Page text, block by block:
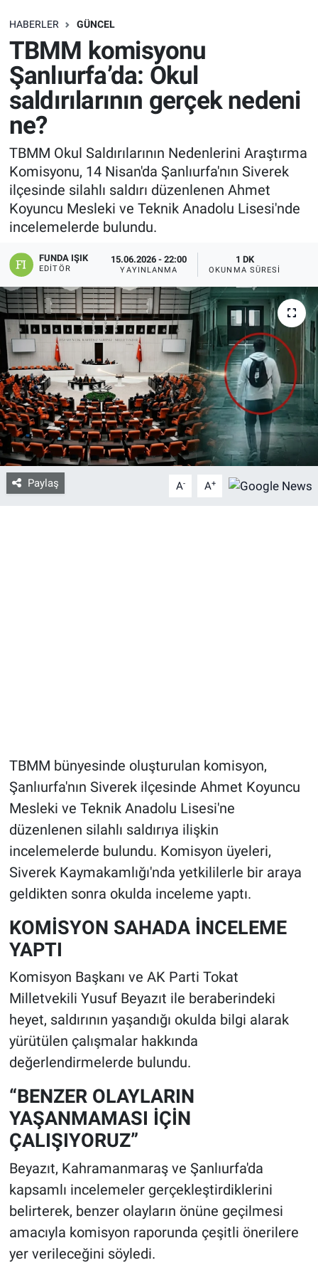
HABERLER GÜNCEL
TBMM komisyonu
Şanlıurfa’da: Okul
saldırılarının gerçek nedeni
ne?
TBMM Okul Saldırılarının Nedenlerini Araştırma
Komisyonu, 14 Nisan'da Şanlıurfa'nın Siverek
ilçesinde silahlı saldırı düzenlenen Ahmet
Koyuncu Mesleki ve Teknik Anadolu Lisesi'nde
incelemelerde bulundu.
FUNDA IŞIK
EDITÖR
15.06.2026 - 22:00
YAYINLANMA
1 DK
OKUNMA SÜRESI
Paylaş A- A+
TBMM bünyesinde oluşturulan komisyon,
Şanlıurfa'nın Siverek ilçesinde Ahmet Koyuncu
Mesleki ve Teknik Anadolu Lisesi'ne
düzenlenen silahlı saldırıya ilişkin
incelemelerde bulundu. Komisyon üyeleri,
Siverek Kaymakamlığı'nda yetkililerle bir araya
geldikten sonra okulda inceleme yaptı.
KOMİSYON SAHADA İNCELEME
YAPTI
Komisyon Başkanı ve AK Parti Tokat
Milletvekili Yusuf Beyazıt ile beraberindeki
heyet, saldırının yaşandığı okulda bilgi alarak
yürütülen çalışmalar hakkında
değerlendirmelerde bulundu.
“BENZER OLAYLARIN
YAŞANMAMASI İÇİN
ÇALIŞIYORUZ”
Beyazıt, Kahramanmaraş ve Şanlıurfa'da
kapsamlı incelemeler gerçekleştirdiklerini
belirterek, benzer olayların önüne geçilmesi
amacıyla komisyon raporunda çeşitli önerilere
yer verileceğini söyledi.
SAĞLIK
EKONOMİ
EĞİTİM
ÖZEL HABER
Keşfet
ASTROLOJİ
İLAN
Bize ulaşın
İletişim/Künye
Yaşam
Gözden Kaçmasın
İletişim (Künye)